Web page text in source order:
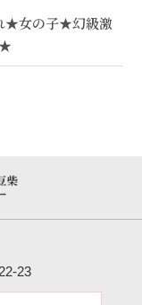
女の子★幻級激
★
23